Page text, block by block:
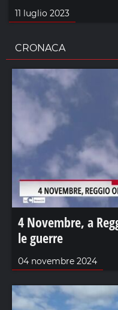
11 luglio 2023
CRONACA
4 Novembre, a
le guerre
04 novembre 2024